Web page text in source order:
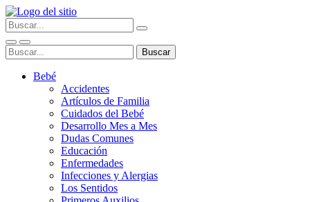
Bebé
Accidentes
Artículos de Familia
Cuidados del Bebé
Desarrollo Mes a Mes
Dudas Comunes
Educación
Enfermedades
Infecciones y Alergias
Los Sentidos